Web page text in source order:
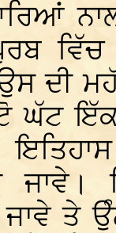
ਵਿੱਚ
ਦੀ
ਘੱਟ ਇੱਕ
ਜਾਵੇ।
ਜਾਵੇ